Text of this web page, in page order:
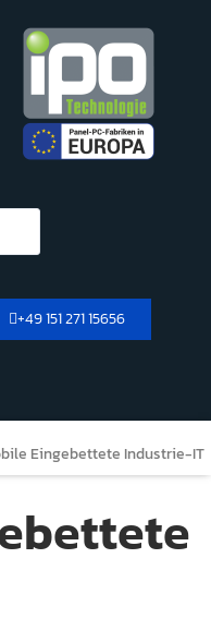
+49 151 271 15656
Eingebettete Industrie-IT